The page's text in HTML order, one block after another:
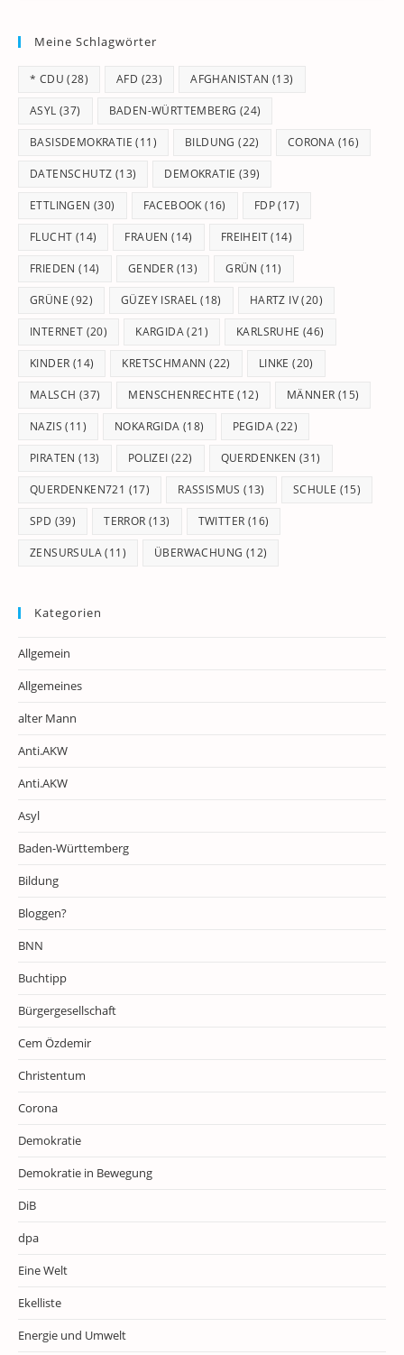
Meine Schlagwörter
* CDU (28) AFD (23) AFGHANISTAN (13)
ASYL (37) BADEN-WÜRTTEMBERG (24)
BASISDEMOKRATIE (11) BILDUNG (22) CORONA (16)
DATENSCHUTZ (13) DEMOKRATIE (39)
ETTLINGEN (30) FACEBOOK (16) FDP(17)
FLUCHT (14) FRAUEN (14) FREIHEIT(14)
FRIEDEN (14) GENDER (13) GRÜN (11)
GRÜNE (92) GÜZEY ISRAEL (18) HARTZ IV(20)
INTERNET (20) KARGIDA(21) KARLSRUHE (46)
KINDER (14) KRETSCHMANN (22) LINKE (20)
MALSCH (37) MENSCHENRECHTE (12) MÄNNER (15)
NAZIS (11) NOKARGIDA (18) PEGIDA(22)
PIRATEN (13) POLIZEI (22) QUERDENKEN (31)
QUERDENKEN721 (17) RASSISMUS (13) SCHULE (15)
SPD (39) TERROR (13) TWITTER (16)
ZENSURSULA(11) ÜBERWACHUNG (12)
Kategorien
Allgemein
Allgemeines
alter Mann
Anti.AKW
Anti.AKW
Asyl
Baden-Württemberg
Bildung
Bloggen?
BNN
Buchtipp
Bürgergesellschaft
Cem Özdemir
Christentum
Corona
Demokratie
Demokratie in Bewegung
DiB
dpa
Eine Welt
Ekelliste
Energie und Umwelt